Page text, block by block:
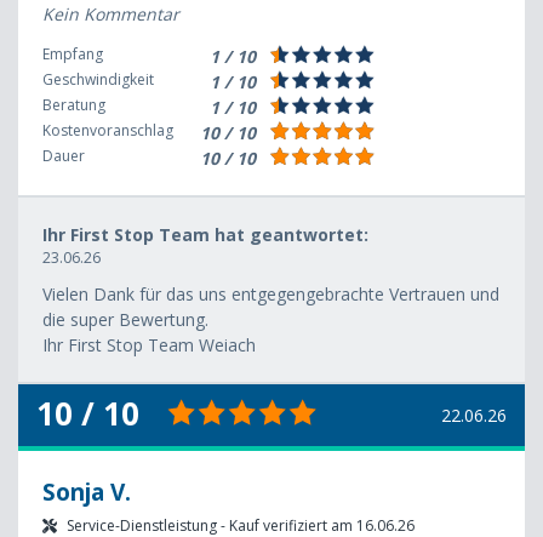
Kein Kommentar
Empfang 1 / 10
Geschwindigkeit 1 / 10
Beratung 1 / 10
Kostenvoranschlag 10 / 10
Dauer 10 / 10
Ihr First Stop Team hat geantwortet:
23.06.26
Vielen Dank für das uns entgegengebrachte Vertrauen und
die super Bewertung.
Ihr First Stop Team Weiach
10 / 10 22.06.26
Sonja V.
Service-Dienstleistung - Kauf verifiziert am 16.06.26